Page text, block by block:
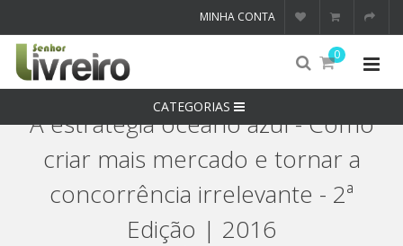
MINHA CONTA
0
CATEGORIAS
A estratégia oceano azul - Como
criar mais mercado e tornar a
concorrência irrelevante - 2ª
Edição | 2016